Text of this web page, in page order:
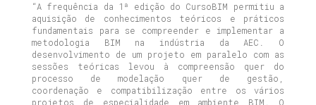
“A frequência da 1ª edição do CursoBIM permitiu a
aquisição de conhecimentos teóricos e práticos
fundamentais para se compreender e implementar a
metodologia BIM na indústria da AEC. O
desenvolvimento de um projeto em paralelo com as
sessões teóricas levou à compreensão quer do
processo de modelação quer de gestão,
coordenação e compatibilização entre os vários
projetos de especialidade em ambiente BIM. O